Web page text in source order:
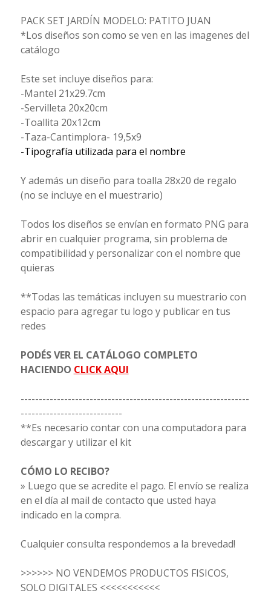
PACK SET JARDÍN MODELO: PATITO JUAN
*Los diseños son como se ven en las imagenes del
catálogo
Este set incluye diseños para:
-Mantel 21x29.7cm
-Servilleta 20x20cm
-Toallita 20x12cm
-Taza-Cantimplora- 19,5x9
-Tipografía utilizada para el nombre
Y además un diseño para toalla 28x20 de regalo
(no se incluye en el muestrario)
Todos los diseños se envían en formato PNG para
abrir en cualquier programa, sin problema de
compatibilidad y personalizar con el nombre que
quieras
**Todas las temáticas incluyen su muestrario con
espacio para agregar tu logo y publicar en tus
redes
PODÉS VER EL CATÁLOGO COMPLETO
HACIENDO CLICK AQUI
---------------------------------------------------------------
----------------------------
**Es necesario contar con una computadora para
descargar y utilizar el kit
CÓMO LO RECIBO?
» Luego que se acredite el pago. El envío se realiza
en el día al mail de contacto que usted haya
indicado en la compra.
Cualquier consulta respondemos a la brevedad!
>>>>>> NO VENDEMOS PRODUCTOS FISICOS,
SOLO DIGITALES <<<<<<<<<<<